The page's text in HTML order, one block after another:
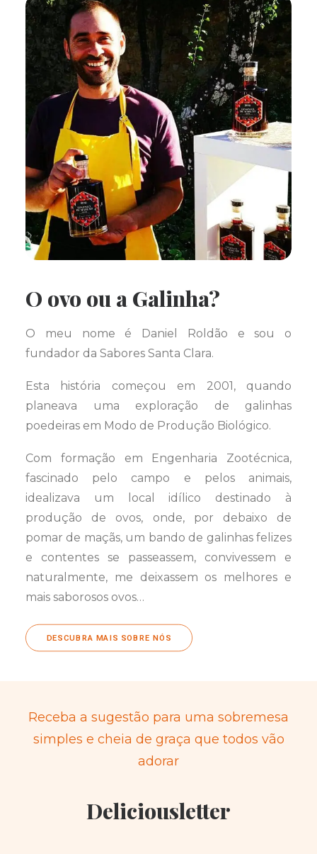
O ovo ou a Galinha?
O meu nome é Daniel Roldão e sou o
fundador da Sabores Santa Clara.
Esta história começou em 2001, quando
planeava uma exploração de galinhas
poedeiras em Modo de Produção Biológico.
Com formação em Engenharia Zootécnica,
fascinado pelo campo e pelos animais,
idealizava um local idílico destinado à
produção de ovos, onde, por debaixo de
pomar de maçãs, um bando de galinhas felizes
e contentes se passeassem, convivessem e
naturalmente, me deixassem os melhores e
mais saborosos ovos…
DESCUBRA MAIS SOBRE NÓS
Receba a sugestão para uma sobremesa
simples e cheia de graça que todos vão
adorar
Deliciousletter